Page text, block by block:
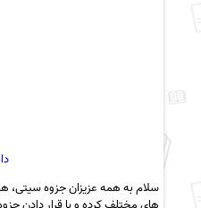
سلام به همه عزیزان جزوه سیتی،